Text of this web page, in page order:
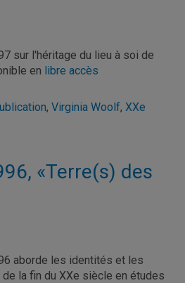
sur l'héritage du lieu à soi de
en libre accès
, Virginia Woolf, XXe
«Terre(s) des
aborde les identités et les
la fin du XXe siècle en études